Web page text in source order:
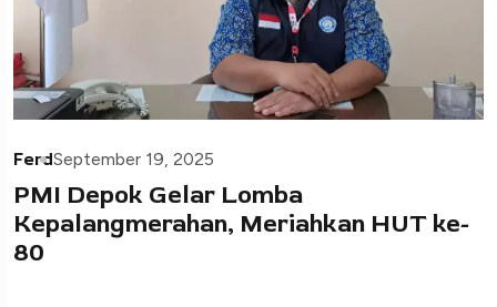
FerdSeptember 19, 2025
PMI Depok Gelar Lomba
Kepalangmerahan, Meriahkan HUT ke-
80